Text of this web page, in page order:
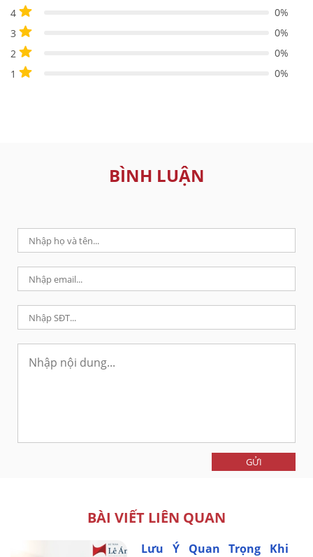
4
0%
3
0%
2
0%
1
0%
BÌNH LUẬN
GỬI
BÀI VIẾT LIÊN QUAN
Lưu Ý Quan Trọng Khi